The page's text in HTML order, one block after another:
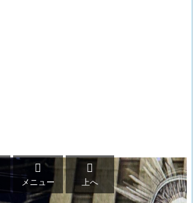

メニュー

上へ